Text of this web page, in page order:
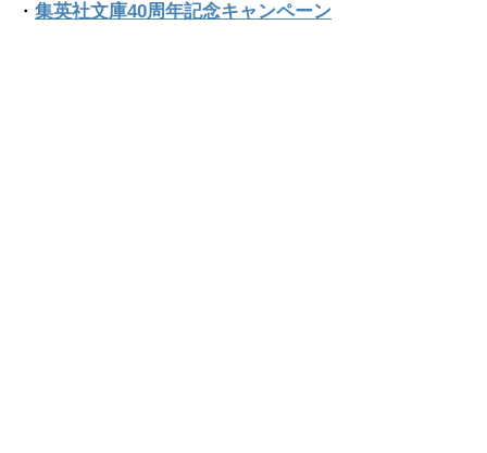
・ 集英社文庫40周年記念キャンペーン